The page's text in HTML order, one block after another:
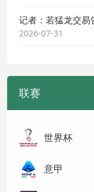
记者：若猛龙交易
2026-07-31
联赛
世界杯
意甲